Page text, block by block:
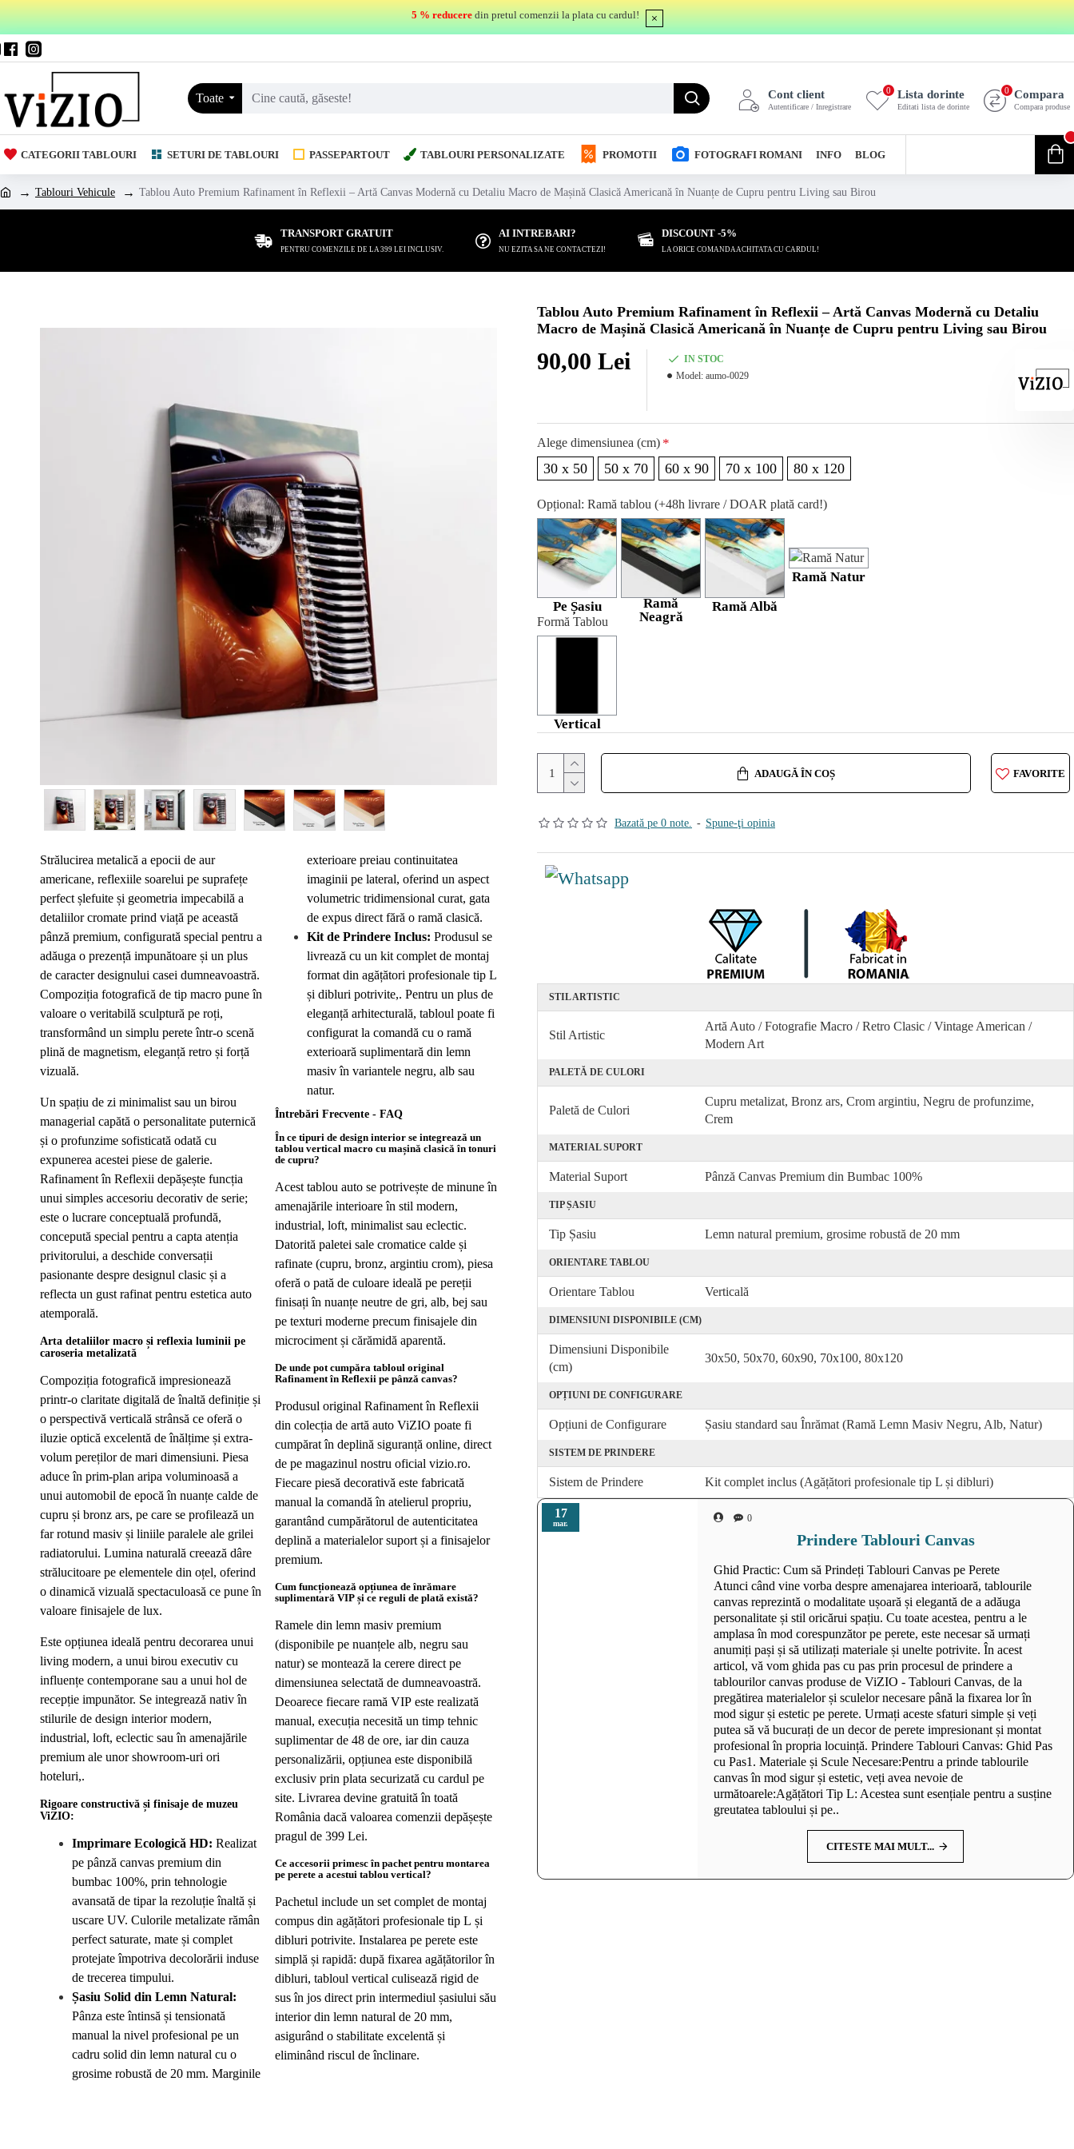
5 % reducere din pretul comenzii la plata cu cardul!
Toate Cont client
Autentificare / Inregistrare
Lista dorinte
Editati lista de dorinte
0 Compara
Compara produse
0
CATEGORII TABLOURI SETURI DE TABLOURI PASSEPARTOUT TABLOURI PERSONALIZATE PROMOTII FOTOGRAFI ROMANI INFO BLOG
Tablouri Vehicule Tablou Auto Premium Rafinament în Reflexii – Artă Canvas Modernă cu Detaliu Macro de Mașină Clasică Americană în Nuanțe de Cupru pentru Living sau Birou
TRANSPORT GRATUIT
PENTRU COMENZILE DE LA 399 LEI INCLUSIV.
AI INTREBARI?
NU EZITA SA NE CONTACTEZI!
DISCOUNT -5%
LA ORICE COMANDA ACHITATA CU CARDUL!
Strălucirea metalică a epocii de aur
americane, reflexiile soarelui pe suprafețe
perfect șlefuite și geometria impecabilă a
detaliilor cromate prind viață pe această
pânză premium, configurată special pentru a
adăuga o prezență impunătoare și un plus
de caracter designului casei dumneavoastră.
Compoziția fotografică de tip macro pune în
valoare o veritabilă sculptură pe roți,
transformând un simplu perete într-o scenă
plină de magnetism, eleganță retro și forță
vizuală.
Un spațiu de zi minimalist sau un birou
managerial capătă o personalitate puternică
și o profunzime sofisticată odată cu
expunerea acestei piese de galerie.
Rafinament în Reflexii depășește funcția
unui simples accesoriu decorativ de serie;
este o lucrare conceptuală profundă,
concepută special pentru a capta atenția
privitorului, a deschide conversații
pasionante despre designul clasic și a
reflecta un gust rafinat pentru estetica auto
atemporală.
Arta detaliilor macro și reflexia luminii pe
caroseria metalizată
Compoziția fotografică impresionează
printr-o claritate digitală de înaltă definiție și
o perspectivă verticală strânsă ce oferă o
iluzie optică excelentă de înălțime și extra-
volum pereților de mari dimensiuni. Piesa
aduce în prim-plan aripa voluminoasă a
unui automobil de epocă în nuanțe calde de
cupru și bronz ars, pe care se profilează un
far rotund masiv și liniile paralele ale grilei
radiatorului. Lumina naturală creează dâre
strălucitoare pe elementele din oțel, oferind
o dinamică vizuală spectaculoasă ce pune în
valoare finisajele de lux.
Este opțiunea ideală pentru decorarea unui
living modern, a unui birou executiv cu
influențe contemporane sau a unui hol de
recepție impunător. Se integrează nativ în
stilurile de design interior modern,
industrial, loft, eclectic sau în amenajările
premium ale unor showroom-uri ori
hoteluri,.
Rigoare constructivă și finisaje de muzeu
ViZIO:
Imprimare Ecologică HD: Realizat
pe pânză canvas premium din
bumbac 100%, prin tehnologie
avansată de tipar la rezoluție înaltă și
uscare UV. Culorile metalizate rămân
perfect saturate, mate și complet
protejate împotriva decolorării induse
de trecerea timpului.
Șasiu Solid din Lemn Natural:
Pânza este întinsă și tensionată
manual la nivel profesional pe un
cadru solid din lemn natural cu o
grosime robustă de 20 mm. Marginile
exterioare preiau continuitatea
imaginii pe lateral, oferind un aspect
volumetric tridimensional curat, gata
de expus direct fără o ramă clasică.
Kit de Prindere Inclus: Produsul se
livrează cu un kit complet de montaj
format din agățători profesionale tip L
și dibluri potrivite,. Pentru un plus de
eleganță arhitecturală, tabloul poate fi
configurat la comandă cu o ramă
exterioară suplimentară din lemn
masiv în variantele negru, alb sau
natur.
Întrebări Frecvente - FAQ
În ce tipuri de design interior se integrează un
tablou vertical macro cu mașină clasică în tonuri
de cupru?
Acest tablou auto se potrivește de minune în
amenajările interioare în stil modern,
industrial, loft, minimalist sau eclectic.
Datorită paletei sale cromatice calde și
rafinate (cupru, bronz, argintiu crom), piesa
oferă o pată de culoare ideală pe pereții
finisați în nuanțe neutre de gri, alb, bej sau
pe texturi moderne precum finisajele din
microciment și cărămidă aparentă.
De unde pot cumpăra tabloul original
Rafinament în Reflexii pe pânză canvas?
Produsul original Rafinament în Reflexii
din colecția de artă auto ViZIO poate fi
cumpărat în deplină siguranță online, direct
de pe magazinul nostru oficial vizio.ro.
Fiecare piesă decorativă este fabricată
manual la comandă în atelierul propriu,
garantând cumpărătorul de autenticitatea
deplină a materialelor suport și a finisajelor
premium.
Cum funcționează opțiunea de înrămare
suplimentară VIP și ce reguli de plată există?
Ramele din lemn masiv premium
(disponibile pe nuanțele alb, negru sau
natur) se montează la cerere direct pe
dimensiunea selectată de dumneavoastră.
Deoarece fiecare ramă VIP este realizată
manual, execuția necesită un timp tehnic
suplimentar de 48 de ore, iar din cauza
personalizării, opțiunea este disponibilă
exclusiv prin plata securizată cu cardul pe
site. Livrarea devine gratuită în toată
România dacă valoarea comenzii depășește
pragul de 399 Lei.
Ce accesorii primesc în pachet pentru montarea
pe perete a acestui tablou vertical?
Pachetul include un set complet de montaj
compus din agățători profesionale tip L și
dibluri potrivite. Instalarea pe perete este
simplă și rapidă: după fixarea agățătorilor în
dibluri, tabloul vertical culisează rigid de
sus în jos direct prin intermediul șasiului său
interior din lemn natural de 20 mm,
asigurând o stabilitate excelentă și
eliminând riscul de înclinare.
Tablou Auto Premium Rafinament în Reflexii – Artă Canvas Modernă cu Detaliu
Macro de Mașină Clasică Americană în Nuanțe de Cupru pentru Living sau Birou
Bazată pe 0 note. - Spune-ţi opinia
90,00 Lei
IN STOC
Model: aumo-0029
Alege dimensiunea (cm)
30 x 50 50 x 70 60 x 90 70 x 100 80 x 120
Opțional: Ramă tablou (+48h livrare / DOAR plată card!)
Pe Șasiu
Ramă
Neagră
Ramă Albă
Ramă Natur
Formă Tablou
Vertical
ADAUGĂ ÎN COȘ FAVORITE
17
mar. 0
Prindere Tablouri Canvas
Ghid Practic: Cum să Prindeți Tablouri Canvas pe Perete
Atunci când vine vorba despre amenajarea interioară, tablourile
canvas reprezintă o modalitate ușoară și elegantă de a adăuga
personalitate și stil oricărui spațiu. Cu toate acestea, pentru a le
amplasa în mod corespunzător pe perete, este necesar să urmați
anumiți pași și să utilizați materiale și unelte potrivite. În acest
articol, vă vom ghida pas cu pas prin procesul de prindere a
tablourilor canvas produse de ViZIO - Tablouri Canvas, de la
pregătirea materialelor și sculelor necesare până la fixarea lor în
mod sigur și estetic pe perete. Urmați aceste sfaturi simple și veți
putea să vă bucurați de un decor de perete impresionant și montat
profesional în propria locuință. Prindere Tablouri Canvas: Ghid Pas
cu Pas1. Materiale și Scule Necesare:Pentru a prinde tablourile
canvas în mod sigur și estetic, veți avea nevoie de
următoarele:Agățători Tip L: Acestea sunt esențiale pentru a susține
greutatea tabloului și pe..
CITESTE MAI MULT...
STIL ARTISTIC
Stil Artistic
Artă Auto / Fotografie Macro / Retro Clasic / Vintage American /
Modern Art
PALETĂ DE CULORI
Paletă de Culori
Cupru metalizat, Bronz ars, Crom argintiu, Negru de profunzime,
Crem
MATERIAL SUPORT
Material Suport Pânză Canvas Premium din Bumbac 100%
TIP ȘASIU
Tip Șasiu Lemn natural premium, grosime robustă de 20 mm
ORIENTARE TABLOU
Orientare Tablou Verticală
DIMENSIUNI DISPONIBILE (CM)
Dimensiuni Disponibile
(cm)
30x50, 50x70, 60x90, 70x100, 80x120
OPȚIUNI DE CONFIGURARE
Opțiuni de Configurare Șasiu standard sau Înrămat (Ramă Lemn Masiv Negru, Alb, Natur)
SISTEM DE PRINDERE
Sistem de Prindere Kit complet inclus (Agățători profesionale tip L și dibluri)